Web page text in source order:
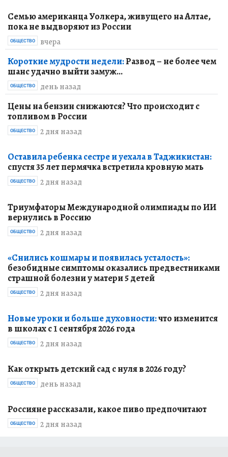
Семью американца Уолкера, живущего на Алтае,
пока не выдворяют из России
вчера
ОБЩЕСТВО
Короткие мудрости недели:Развод – не более чем
шанс удачно выйти замуж...
день назад
ОБЩЕСТВО
Цены на бензин снижаются? Что происходит с
топливом в России
2 дня назад
ОБЩЕСТВО
Оставила ребенка сестре и уехала в Таджикистан:
спустя 35 лет пермячка встретила кровную мать
2 дня назад
ОБЩЕСТВО
Триумфаторы Международной олимпиады по ИИ
вернулись в Россию
2 дня назад
ОБЩЕСТВО
«Снились кошмары и появилась усталость»:
безобидные симптомы оказались предвестниками
страшной болезни у матери 5 детей
2 дня назад
ОБЩЕСТВО
Новые уроки и больше духовности:что изменится
в школах с 1 сентября 2026 года
2 дня назад
ОБЩЕСТВО
Как открыть детский сад с нуля в 2026 году?
день назад
ОБЩЕСТВО
Россияне рассказали, какое пиво предпочитают
2 дня назад
ОБЩЕСТВО